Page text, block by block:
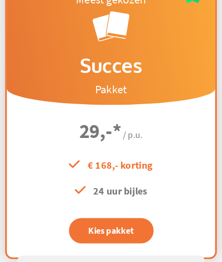
Succes
Pakket
29,-* / p.u.
€ 168,- korting
24 uur bijles
Kies pakket